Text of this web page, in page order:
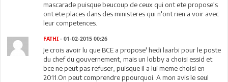
mascarade puisque beucoup de ceux qui ont ete propose's
ont ete places dans des ministeres qui n'ont rien a voir avec
leur competences.
FATHI - 01-02-2015 00:26
Je crois avoir lu que BCE a propose' hedi laarbi pour le poste
du chef du gouvernement, mais un lobby a choisi essid et
bce ne peut pas refuser, puisque il a lui meme choisi en
2011.On peut comprendre ppourquoi. A mon avis le seul